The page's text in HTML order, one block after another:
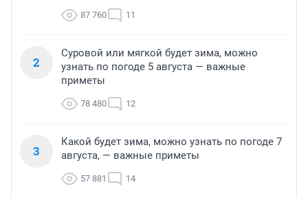
87 760 11
2
Суровой или мягкой будет зима, можно
узнать по погоде 5 августа — важные
приметы
78 480 12
3
Какой будет зима, можно узнать по погоде 7
августа, — важные приметы
57 881 14